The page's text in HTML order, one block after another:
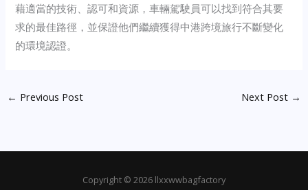
藉適當的技術、認可和資源，車輛駕駛員可以找到符合其要
求的最佳路徑，並保證他們繼續獲得中港跨境旅行不斷變化
的環境認證。
← Previous Post Next Post →
Copyright © 2026 llxxwwbagfactory